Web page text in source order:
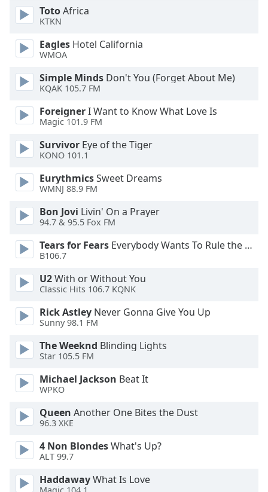
cancel
and
close
window.
Text
Color
Opacity
Text
Color
Opacity
Caption
Background
Color
Opacity
Font
Size
Text
Edge
TotoAfrica
KTKN
Eagles Hotel California
WMOA
Simple Minds Don't You (Forget About Me)
KQAK 105.7 FM
ForeignerI Want to Know What Love Is
Magic 101.9 FM
Survivor Eye of the Tiger
KONO 101.1
EurythmicsSweet Dreams
WMNJ 88.9 FM
Bon Jovi Livin' On a Prayer
94.7 & 95.5 Fox FM
Tears for Fears Everybody Wants To Rule the World
B106.7
U2With or Without You
Classic Hits 106.7 KQNK
Rick Astley Never Gonna Give You Up
Sunny 98.1 FM
The Weeknd Blinding Lights
Star 105.5 FM
Michael Jackson Beat It
WPKO
Queen Another One Bites the Dust
96.3 XKE
4 Non BlondesWhat's Up?
ALT 99.7
HaddawayWhat Is Love